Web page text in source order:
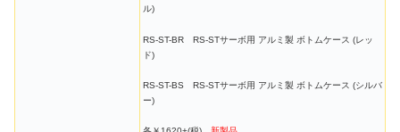
ル)
RS-ST-BR RS-STサーボ用 アルミ製 ボトムケース (レッ
ド)
RS-ST-BS RS-STサーボ用 アルミ製 ボトムケース (シルバ
ー)